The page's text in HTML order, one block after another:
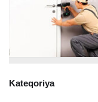
Kateqoriya